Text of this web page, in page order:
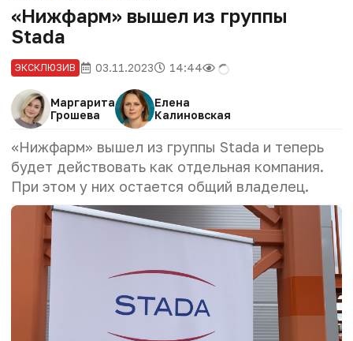
«Нижфарм» вышел из группы
Stada
ЭКСКЛЮЗИВ 03.11.2023 14:44
Маргарита
Грошева
Елена
Калиновская
«Нижфарм» вышел из группы Stada и теперь
будет действовать как отдельная компания.
При этом у них остается общий владелец.